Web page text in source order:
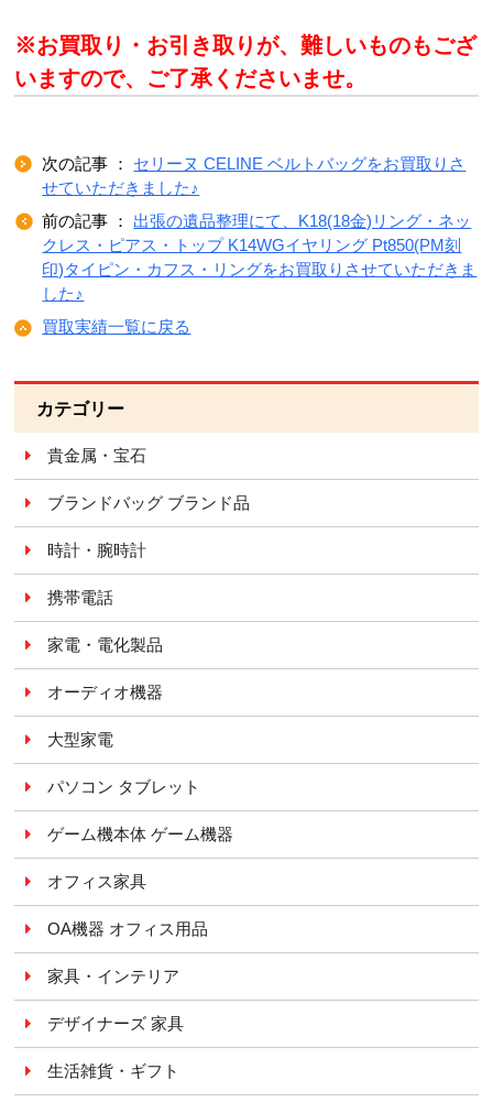
※お買取り・お引き取りが、難しいものもござ
いますので、ご了承くださいませ。
次の記事 ： セリーヌ CELINE ベルトバッグをお買取りさ
せていただきました♪
前の記事 ： 出張の遺品整理にて、K18(18金)リング・ネッ
クレス・ピアス・トップ K14WGイヤリング Pt850(PM刻
印)タイピン・カフス・リングをお買取りさせていただきま
した♪
買取実績一覧に戻る
カテゴリー
貴金属・宝石
ブランドバッグ ブランド品
時計・腕時計
携帯電話
家電・電化製品
オーディオ機器
大型家電
パソコン タブレット
ゲーム機本体 ゲーム機器
オフィス家具
OA機器 オフィス用品
家具・インテリア
デザイナーズ 家具
生活雑貨・ギフト